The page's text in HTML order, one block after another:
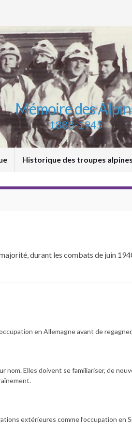
Mémoire des
1888-1945
Historique des troupes alpines
durant les combats de juin
en Allemagne avant de
nom. Elles doivent se familiariser, de
extérieures comme l’occupation en